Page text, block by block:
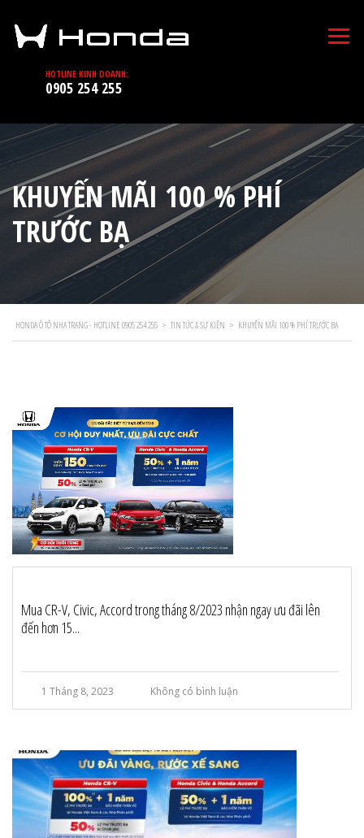
HOTLINE KINH DOANH:
0905 254 255
KHUYẾN MÃI 100 % PHÍ
TRƯỚC BẠ
HONDA Ô TÔ NHA TRANG - HOTLINE 0905 254 255 > TIN TỨC & SỰ KIỆN > KHUYẾN MÃI 100 % PHÍ TRƯỚC BẠ
Mua CR-V, Civic, Accord trong tháng 8/2023 nhận ngay ưu đãi lên
đến hơn 15...
1 Tháng 8, 2023 Không có bình luận